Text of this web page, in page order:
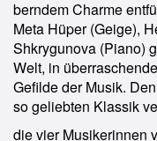
berndem Charme
Meta Hüper (Geige),
Shkrygunova (Piano)
Welt, in
Gefilde der Musik.
so geliebten Klassik
die vier Musikerinnen